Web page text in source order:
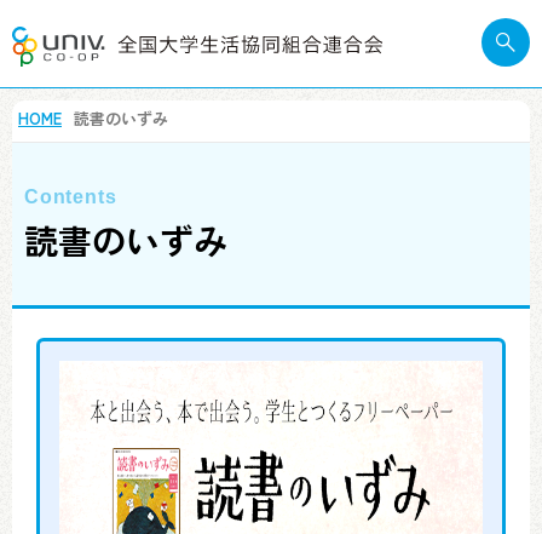
HOME 読書のいずみ
読書のいずみ